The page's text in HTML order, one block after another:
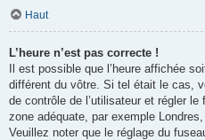
Haut
L’heure n’est pas correcte !
Il est possible que l’heure affichée
différent du vôtre. Si tel était le cas,
de contrôle de l’utilisateur et régler
zone adéquate, par exemple
Veuillez noter que le réglage du